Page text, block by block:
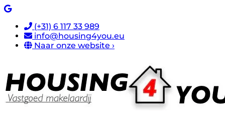
(+31) 6 117 33 989
info@housing4you.eu
Naar onze website ›